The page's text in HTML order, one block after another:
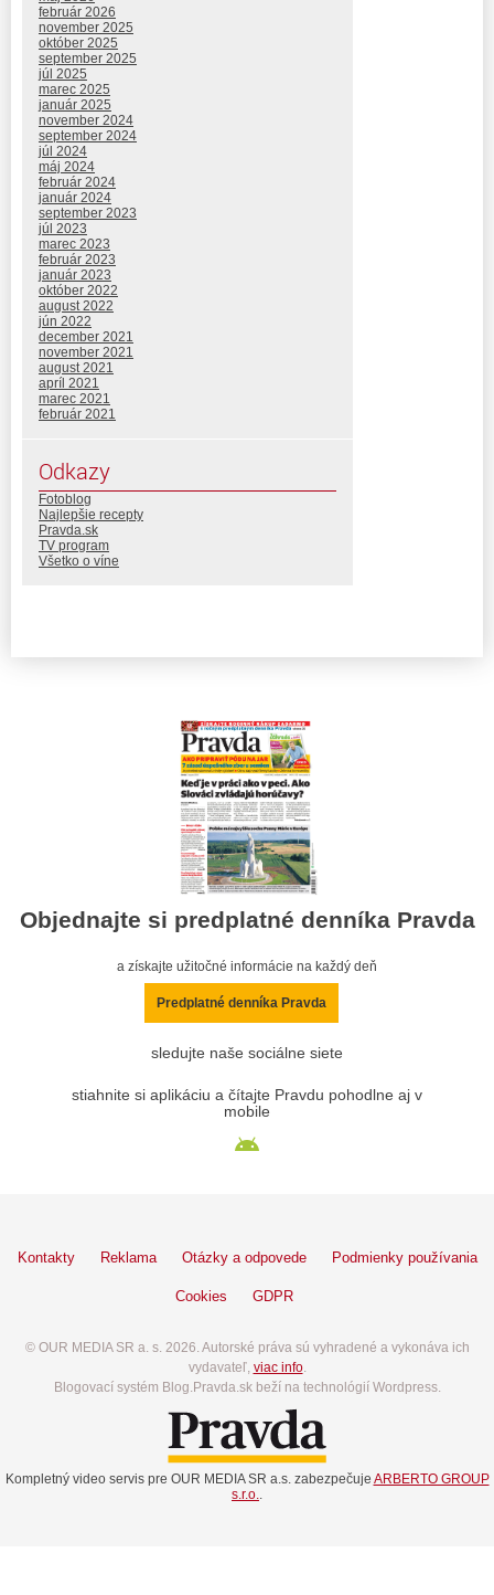
február 2026
november 2025
október 2025
september 2025
júl 2025
marec 2025
január 2025
november 2024
september 2024
júl 2024
máj 2024
február 2024
január 2024
september 2023
júl 2023
marec 2023
február 2023
január 2023
október 2022
august 2022
jún 2022
december 2021
november 2021
august 2021
apríl 2021
marec 2021
február 2021
Odkazy
Fotoblog
Najlepšie recepty
Pravda.sk
TV program
Všetko o víne
Objednajte si predplatné denníka Pravda
a získajte užitočné informácie na každý deň
Predplatné denníka Pravda
sledujte naše sociálne siete
stiahnite si aplikáciu a čítajte Pravdu pohodlne aj v
mobile
Kontakty Reklama Otázky a odpovede Podmienky používania
Cookies GDPR
© OUR MEDIA SR a. s. 2026. Autorské práva sú vyhradené a vykonáva ich
vydavateľ, viac info.
Blogovací systém Blog.Pravda.sk beží na technológií Wordpress.
Kompletný video servis pre OUR MEDIA SR a.s. zabezpečuje ARBERTO GROUP
s.r.o..